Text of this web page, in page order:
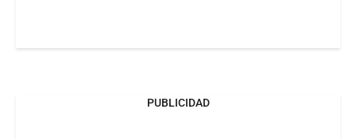
PUBLICIDAD